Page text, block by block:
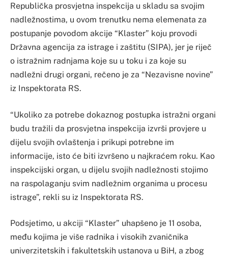
Republička prosvjetna inspekcija u skladu sa svojim
nadležnostima, u ovom trenutku nema elemenata za
postupanje povodom akcije “Klaster” koju provodi
Državna agencija za istrage i zaštitu (SIPA), jer je riječ
o istražnim radnjama koje su u toku i za koje su
nadležni drugi organi, rečeno je za “Nezavisne novine”
iz Inspektorata RS.
“Ukoliko za potrebe dokaznog postupka istražni organi
budu tražili da prosvjetna inspekcija izvrši provjere u
dijelu svojih ovlaštenja i prikupi potrebne im
informacije, isto će biti izvršeno u najkraćem roku. Kao
inspekcijski organ, u dijelu svojih nadležnosti stojimo
na raspolaganju svim nadležnim organima u procesu
istrage”, rekli su iz Inspektorata RS.
Podsjetimo, u akciji “Klaster” uhapšeno je 11 osoba,
među kojima je više radnika i visokih zvaničnika
univerzitetskih i fakultetskih ustanova u BiH, a zbog